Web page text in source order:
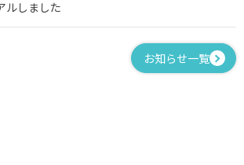
ルしました
お知らせ一覧